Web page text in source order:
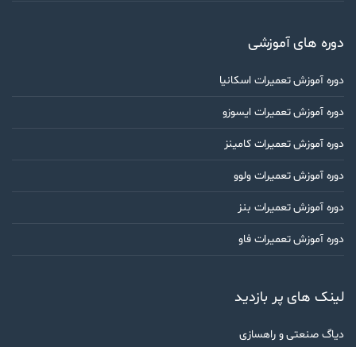
دوره های آموزشی
دوره آموزش تعمیرات اسکانیا
دوره آموزش تعمیرات ایسوزو
دوره آموزش تعمیرات کامینز
دوره آموزش تعمیرات ولوو
دوره آموزش تعمیرات بنز
دوره آموزش تعمیرات فاو
لینک های پر بازدید
دیاگ صنعتی و راهسازی